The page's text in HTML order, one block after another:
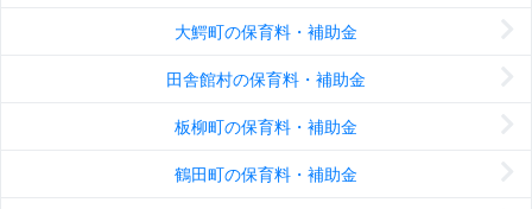
大鰐町の保育料・補助金
田舎館村の保育料・補助金
板柳町の保育料・補助金
鶴田町の保育料・補助金